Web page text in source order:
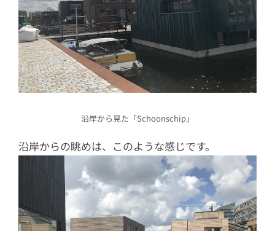
沿岸から見た「Schoonschip」
沿岸からの眺めは、このような感じです。